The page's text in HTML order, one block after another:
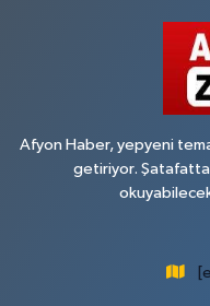
Afyon Haber, yepyeni
getiriyor.